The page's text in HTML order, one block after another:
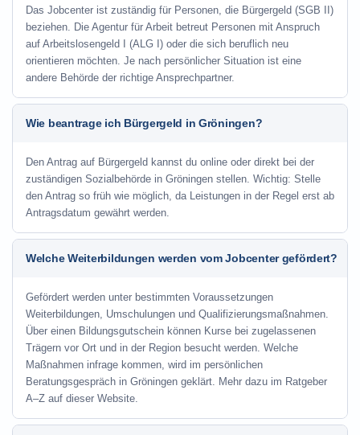
Das Jobcenter ist zuständig für Personen, die Bürgergeld (SGB II)
beziehen. Die Agentur für Arbeit betreut Personen mit Anspruch
auf Arbeitslosengeld I (ALG I) oder die sich beruflich neu
orientieren möchten. Je nach persönlicher Situation ist eine
andere Behörde der richtige Ansprechpartner.
Wie beantrage ich Bürgergeld in Gröningen?
Den Antrag auf Bürgergeld kannst du online oder direkt bei der
zuständigen Sozialbehörde in Gröningen stellen. Wichtig: Stelle
den Antrag so früh wie möglich, da Leistungen in der Regel erst ab
Antragsdatum gewährt werden.
Welche Weiterbildungen werden vom Jobcenter gefördert?
Gefördert werden unter bestimmten Voraussetzungen
Weiterbildungen, Umschulungen und Qualifizierungsmaßnahmen.
Über einen Bildungsgutschein können Kurse bei zugelassenen
Trägern vor Ort und in der Region besucht werden. Welche
Maßnahmen infrage kommen, wird im persönlichen
Beratungsgespräch in Gröningen geklärt. Mehr dazu im Ratgeber
A–Z auf dieser Website.